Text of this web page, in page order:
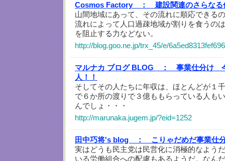
Cosmos Factory ：
建設関連のさらな
山間地域にあって、その流れに順応できる
流れによって人口過疎地域が割りを食うの
を阻止する力などない。
http://blog.goo.ne.jp/trx_45/e/
マルナカ ブログ BLOG ：
事業仕分け
人！！
そしてその人たちに年収は、ほとんどが１
で６か所の渡りで３億ももらっている人も
んでしょ・・・
http://marunaka.jugem.jp/?eid=1252
田中巧将's blog ：
こりゃだめだ事業仕
実はどうも民主党は民営化に消極的なよう
いる労働組合への配慮もあるようだ。なん